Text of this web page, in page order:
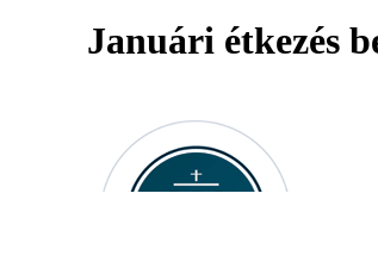
Januári étkezés